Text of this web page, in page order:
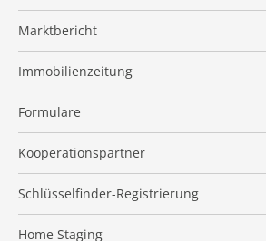
Marktbericht
Immobilienzeitung
Formulare
Kooperationspartner
Schlüsselfinder-Registrierung
Home Staging